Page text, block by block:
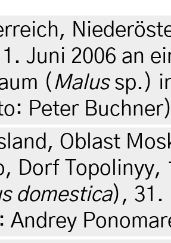
1. Juni 2006 an
( Malussp.)
Peter
Oblast
Dorf Topolinyy,
domestica), 31.
Andrey